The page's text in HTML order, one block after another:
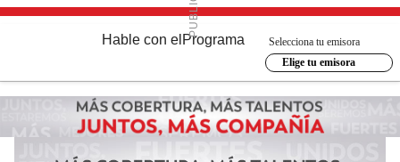
Hable con el Programa
Selecciona tu emisora
Elige tu emisora